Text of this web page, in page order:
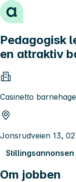
Hopp til innhold
Pedagogisk
en attraktiv
Casinetto
Jonsrudveien 13,
Stillingsannonsen
Om jobben